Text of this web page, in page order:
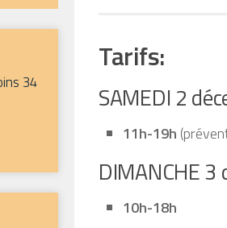
Tarifs:
SAMEDI 2
11h-19h
DIMANCHE
10h-18h
34